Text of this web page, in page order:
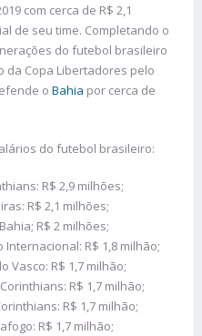
com cerca de R$ 2,1
de seu time. Completando o
do futebol brasileiro
da Copa Libertadores pelo
o Bahia por cerca de
do futebol brasileiro:
R$ 2,9 milhões;
R$ 2,1 milhões;
R$ 2 milhões;
R$ 1,8 milhão;
Vasco: R$ 1,7 milhão;
R$ 1,7 milhão;
R$ 1,7 milhão;
R$ 1,7 milhão;